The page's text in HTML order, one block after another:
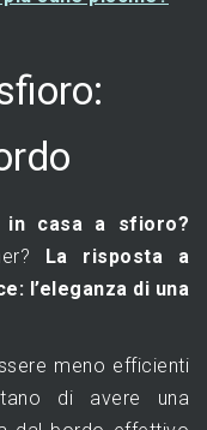
in casa a sfioro?
La risposta a
l’eleganza di una
meno efficienti
di avere una